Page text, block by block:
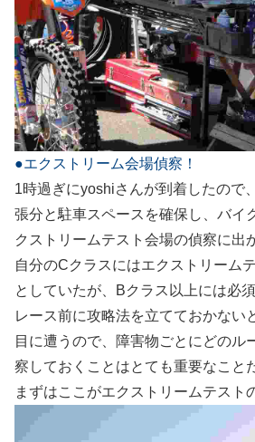
●エクストリーム会場偵察！
1時過ぎにyoshiさんが到着したので
張分と駐車スペースを確保し、バイ
クストリームテスト会場の偵察に出
自分のCクラスにはエクストリーム
としていたが、Bクラス以上には必
レース前に攻略法を立てておかない
目に遭うので、障害物ごとにどのル
察しておくことはとても重要なこと
まずはここがエクストリームテスト